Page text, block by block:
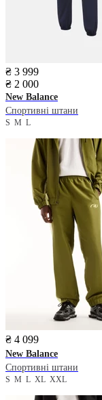
₴ 3 999
₴ 2 000
New Balance
Спортивні штани
S M L
₴ 4 099
New Balance
Спортивні штани
S M L XL XXL